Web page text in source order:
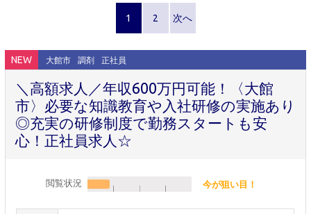
1 2 次へ
NEW 大館市 調剤 正社員
＼高額求人／年収600万円可能！〈大館
市〉必要な知識教育や入社研修の実施あり
◎充実の研修制度で勤務スタートも安
心！正社員求人☆
閲覧状況 今が狙い目！